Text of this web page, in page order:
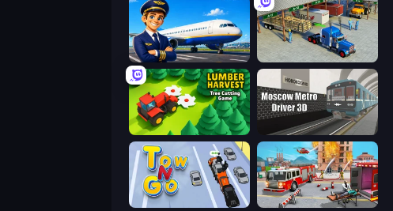
Idle Airport Tycoon Offroad Cargo Transport Truck
Lumber Harvest: Tree Cutting Game
Tow N Go Fireman 2024